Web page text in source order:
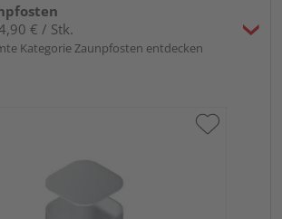
€ / Stk.
Kategorie Zaunpfosten entdecken